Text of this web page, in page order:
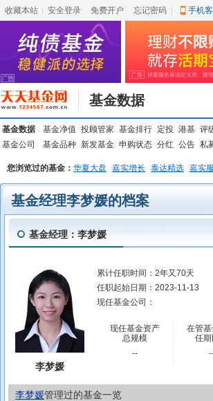
收藏本站 安全登录 免费开户 忘记密码 手机
基金数据
基金数据 基金净值 投顾管家 基金排行 定投 港基 评
基金公司
基金品种 新发基金 申购状态 分红 公告 私
您浏览过的基金： 华夏大盘 嘉实增长 泰达精选 嘉实
基金经理李梦媛的档案
基金经理：李梦媛
李梦媛
累计任职时间： 2年又70天
任职起始日期： 2023-11-13
现任基金公司：
现任基金资产
总规模
--
在管
任期
李梦媛管理过的基金一览